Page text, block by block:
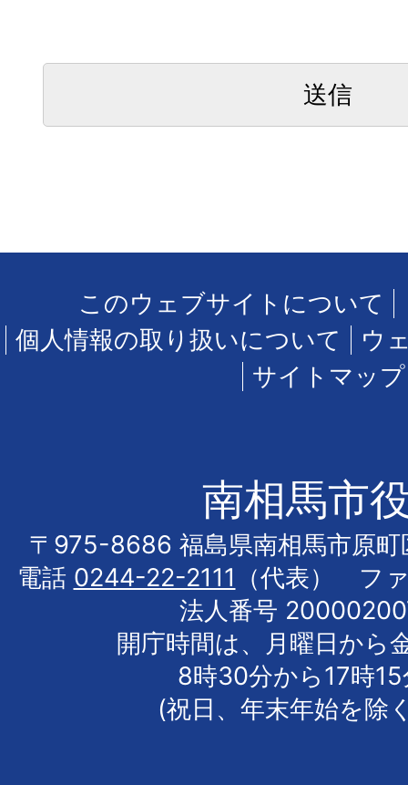
このウェブサイトについて
個人情報の取り扱いについて
ウ
サイトマップ
南相馬市
〒975-8686 福島県南相馬市原町
電話 0244-22-2111
（代表） フ
法人番号
開庁時間は、月曜日から
8時30分から17時
(祝日、年末年始を除